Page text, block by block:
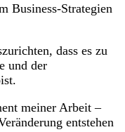
Business-Strategien
dass es zu
und der
meiner Arbeit –
entstehen